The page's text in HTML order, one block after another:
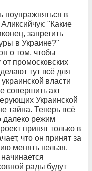
поупражняться в
"Какие
запретить
в Украине?"
о том, чтобы
от промосковских
тут всё для
власти
совершить акт
Украинской
тайна. Теперь всё
далеко режим
принят только в
что он принят за
менять нельзя.
рады будут